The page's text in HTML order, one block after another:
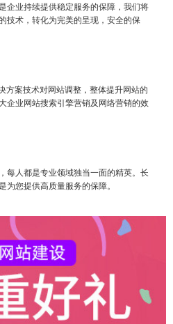
企业持续提供稳定服务的保障，我们将
技术，转化为完美的呈现，安全的保
方案技术对网站调整，整体提升网站的
企业网站搜索引擎营销及网络营销的效
每人都是专业领域独当一面的精英。长
为您提供高质量服务的保障。